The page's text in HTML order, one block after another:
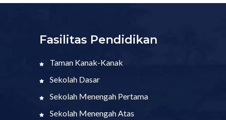
Fasilitas Pendidikan
Taman Kanak-Kanak
Sekolah Dasar
Sekolah Menengah Pertama
Sekolah Menengah Atas